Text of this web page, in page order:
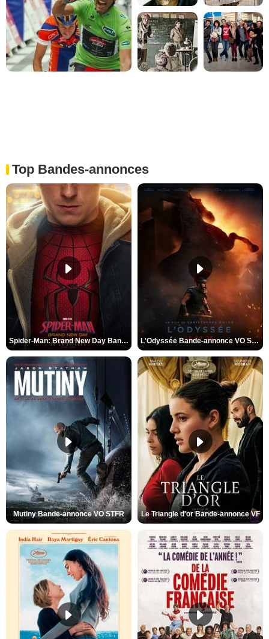
Top Bandes-annonces
Spider-Man: Brand New Day Bande-annonce VO STFR L'Odyssée Bande-annonce VO STFR
Mutiny Bande-annonce VO STFR Le Triangle d'or Bande-annonce VF